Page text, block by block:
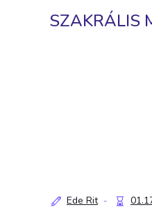
SZAKRÁLIS
Ede Rit -